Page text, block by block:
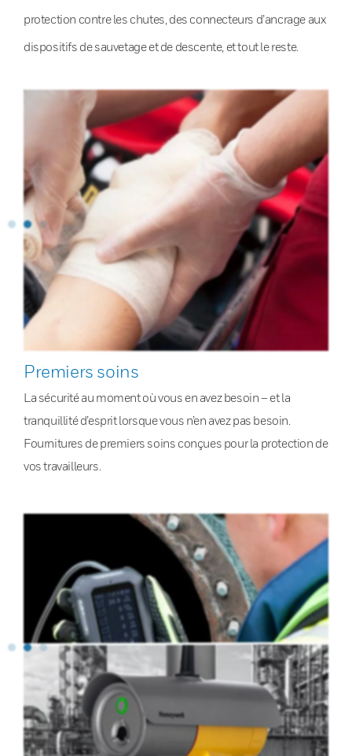
protection contre les chutes, des connecteurs d’ancrage aux
dispositifs de sauvetage et de descente, et tout le reste.
Premiers soins
La sécurité au moment où vous en avez besoin – et la
tranquillité d’esprit lorsque vous n’en avez pas besoin.
Fournitures de premiers soins conçues pour la protection de
vos travailleurs.